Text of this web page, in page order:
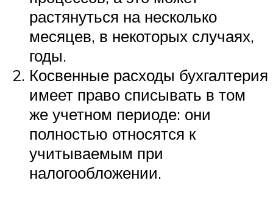
растянуться на несколько
месяцев, в некоторых случаях,
годы.
Косвенные расходы бухгалтерия
имеет право списывать в том
же учетном периоде: они
полностью относятся к
учитываемым при
налогообложении.